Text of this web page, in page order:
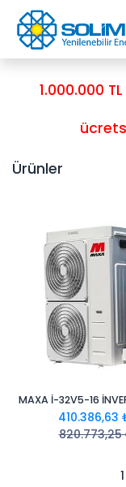
Skip to Content
1.000.000
Ürünler
410.386,63
820.773,25